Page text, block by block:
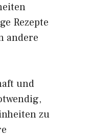
Rezepte
andere
und
zu